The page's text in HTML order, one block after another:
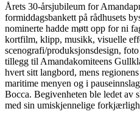
Årets 30-årsjubileum for
formiddagsbankett på rådhusets
nominerte hadde møtt opp for ni
kortfilm, klipp, musikk, visuelle
scenografi/produksjonsdesign,
tillegg til Amandakomiteens
hvert sitt langbord, mens
maritime menyen og i
Bocca. Begivenheten ble ledet av
med sin umiskjennelige